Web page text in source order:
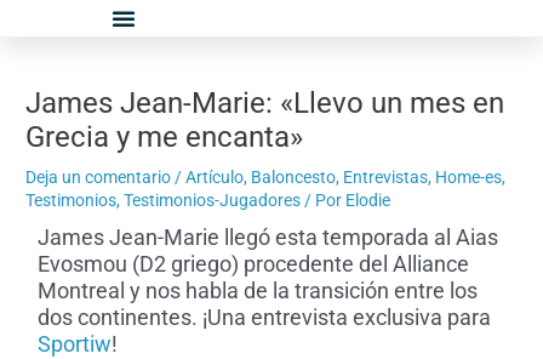
James Jean-Marie: «Llevo un mes en
Grecia y me encanta»
Deja un comentario /Artículo, Baloncesto, Entrevistas, Home-es,
Testimonios,Testimonios-Jugadores / Por Elodie
James Jean-Marie llegó esta temporada al Aias
Evosmou (D2 griego) procedente del Alliance
Montreal y nos habla de la transición entre los
dos continentes. ¡Una entrevista exclusiva para
Sportiw!